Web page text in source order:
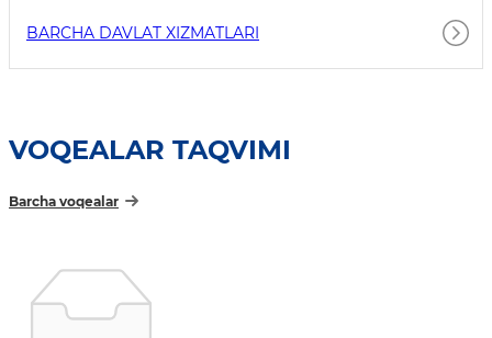
BARCHA DAVLAT XIZMATLARI
VOQEALAR TAQVIMI
Barcha voqealar